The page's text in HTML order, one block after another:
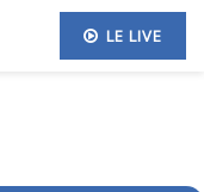
LE LIVE